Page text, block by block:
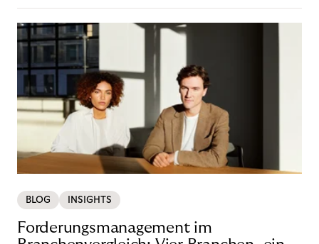
BLOG INSIGHTS
Forderungsmanagement im